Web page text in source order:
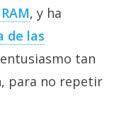
, y ha
de las
tan
para no repetir